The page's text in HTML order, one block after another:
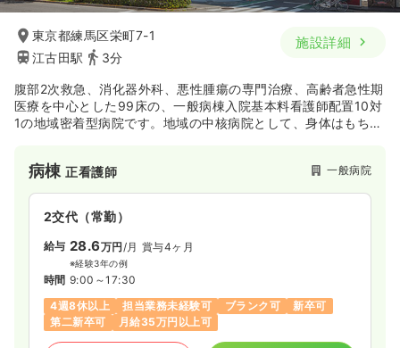
東京都練馬区栄町7-1
江古田駅
3分
施設詳細
腹部2次救急、消化器外科、悪性腫瘍の専門治療、高齢者急性期
医療を中心とした99床の、一般病棟入院基本料看護師配置10対
1の地域密着型病院です。地域の中核病院として、身体はもちろ
病棟正看護師 一般病院
2交代（常勤）
給与 28.6万円 /月 賞与4ヶ月
※経験3年の例
時間 9:00～17:30
4週8休以上
担当業務未経験可 ブランク可
新卒可
第二新卒可
月給35万円以上可